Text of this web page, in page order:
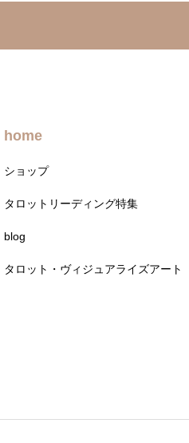
home
ショップ
タロットリーディング特集
blog
タロット・ヴィジュアライズアート